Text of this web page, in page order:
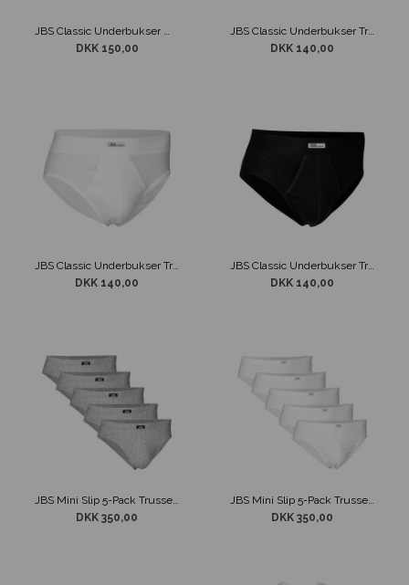
JBS Classic Underbukser m/ Kort Ben og Gylp Sort
DKK 150,00
JBS Classic Underbukser Trusse Grå
DKK 140,00
JBS Classic Underbukser Trusse Hvid
DKK 140,00
JBS Classic Underbukser Trusse Sort
DKK 140,00
DKK 350,00
JBS Mini Slip 5-Pack Trusse Hvid
DKK 350,00